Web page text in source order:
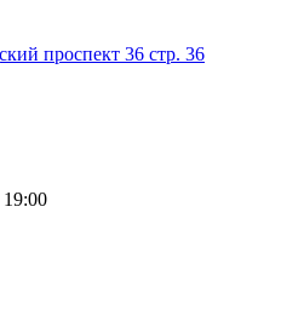
проспект 36 стр. 36